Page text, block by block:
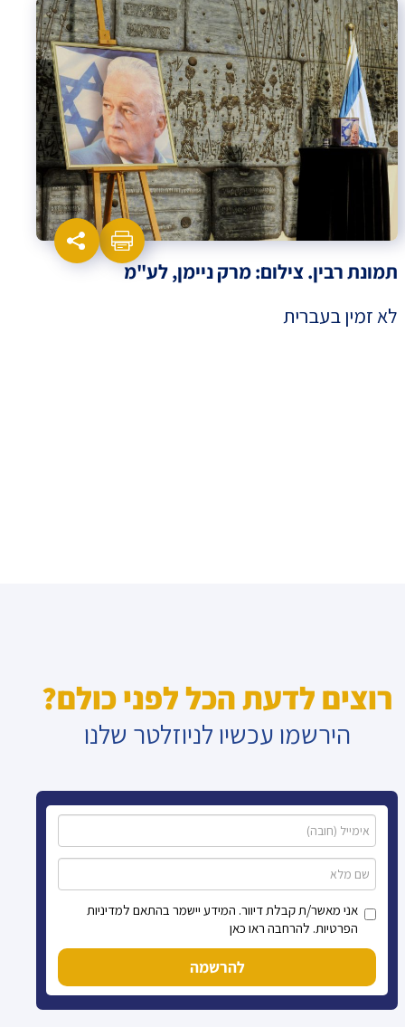
תמונת רבין. צילום: מרק ניימן, לע"מ
לא זמין בעברית
רוצים לדעת הכל לפני כולם?
הירשמו עכשיו לניוזלטר שלנו
אני מאשר/ת קבלת דיוור. המידע יישמר בהתאם למדיניות
הפרטיות. להרחבה ראו כאן
להרשמה